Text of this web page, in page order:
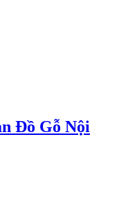
Đồ Gỗ Nội